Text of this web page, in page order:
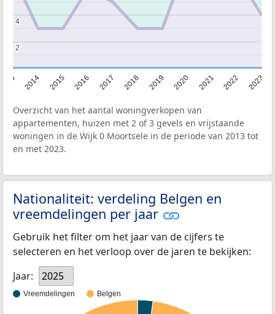
2014 2015 2016 2017 2018 2019 2020 2021 2022 2023
2
2
4
4
Overzicht van het aantal woningverkopen van
appartementen, huizen met 2 of 3 gevels en vrijstaande
woningen in de Wijk 0 Moortsele in de periode van 2013 tot
en met 2023.
Nationaliteit: verdeling Belgen en
vreemdelingen per jaar
Gebruik het filter om het jaar van de cijfers te
selecteren en het verloop over de jaren te bekijken:
Jaar:
2025
Vreemdelingen Belgen